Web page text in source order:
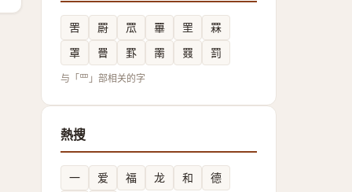
罟 罻 罛 罼 罜
罧
罩
罾 罫 罱 罬 罰
与「罒」部相关的字
熱搜
一 爱 福 龙 和 德